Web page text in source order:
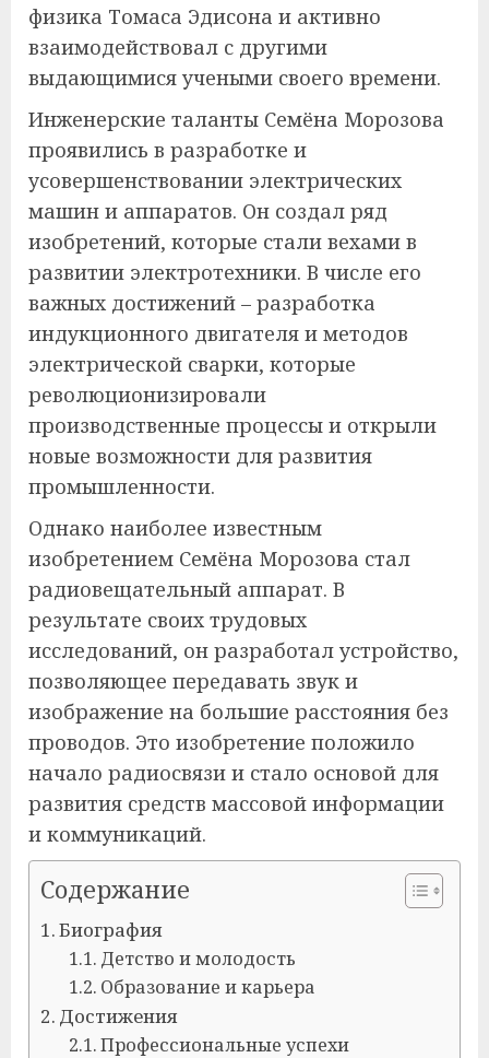
физика Томаса Эдисона и активно
взаимодействовал с другими
выдающимися учеными своего времени.
Инженерские таланты Семёна Морозова
проявились в разработке и
усовершенствовании электрических
машин и аппаратов. Он создал ряд
изобретений, которые стали вехами в
развитии электротехники. В числе его
важных достижений – разработка
индукционного двигателя и методов
электрической сварки, которые
революционизировали
производственные процессы и открыли
новые возможности для развития
промышленности.
Однако наиболее известным
изобретением Семёна Морозова стал
радиовещательный аппарат. В
результате своих трудовых
исследований, он разработал устройство,
позволяющее передавать звук и
изображение на большие расстояния без
проводов. Это изобретение положило
начало радиосвязи и стало основой для
развития средств массовой информации
и коммуникаций.
Содержание
Биография
Детство и молодость
Образование и карьера
Достижения
Профессиональные успехи